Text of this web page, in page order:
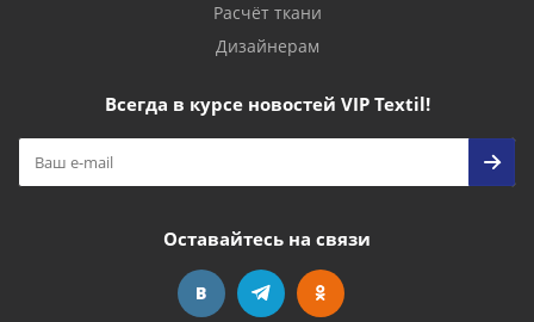
Расчёт ткани
Дизайнерам
Всегда в курсе новостей VIP Textil!
Оставайтесь на связи